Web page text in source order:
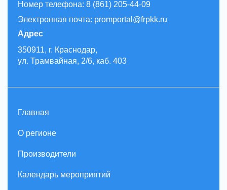
Номер телефона: 8 (861) 205-44-09
Электронная почта: promportal@frpkk.ru
Адрес
350911, г. Краснодар,
ул. Трамвайная, 2/6, каб. 403
Главная
О регионе
Производители
Календарь мероприятий